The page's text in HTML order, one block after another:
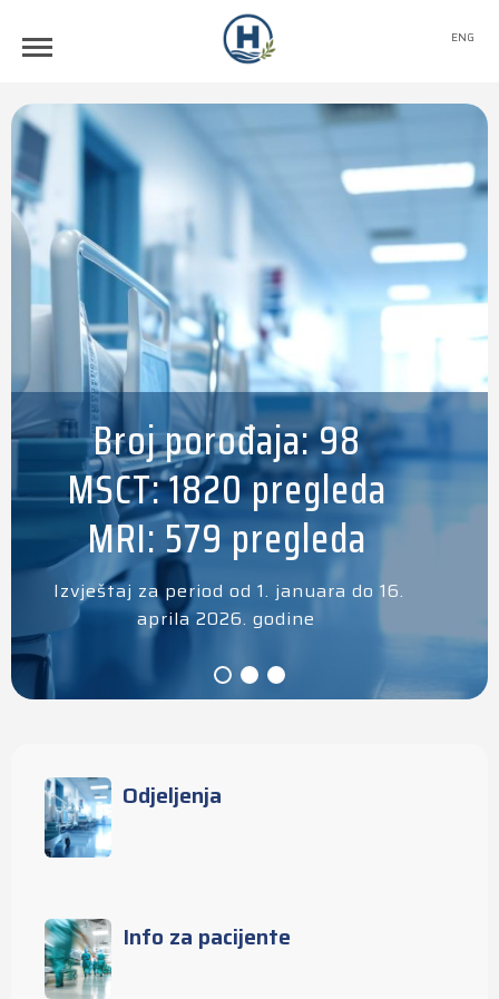
ENG
Broj porođaja: 98
MSCT: 1820 pregleda
MRI: 579 pregleda
Izvještaj za period od 1. januara do 16.
aprila 2026. godine
Odjeljenja
Info za pacijente